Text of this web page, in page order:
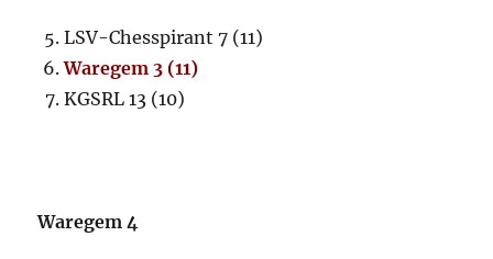
LSV-Chesspirant 7 (11)
Waregem 3 (11)
KGSRL 13 (10)
Waregem 4